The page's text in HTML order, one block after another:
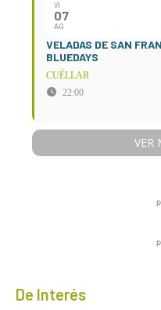
VI
07
AG
VELADAS DE SAN
BLUEDAYS
CUÉLLAR
22:00
VER
De Interés